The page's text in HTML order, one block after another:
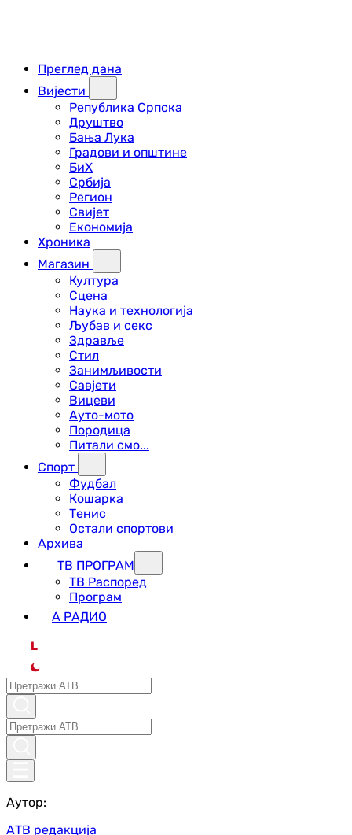
Преглед дана
Вијести
Република Српска
Друштво
Бања Лука
Градови и општине
БиХ
Србија
Регион
Свијет
Економија
Хроника
Магазин
Култура
Сцена
Наука и технологија
Љубав и секс
Здравље
Стил
Занимљивости
Савјети
Вицеви
Ауто-мото
Породица
Питали смо...
Спорт
Фудбал
Кошарка
Тенис
Остали спортови
Архива
ТВ ПРОГРАМ
ТВ Распоред
Програм
А РАДИО
L
Аутор:
АТВ редакција